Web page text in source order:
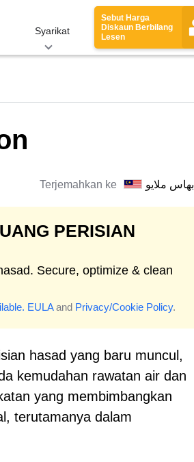
Syarikat
Sebut Harga
Diskaun Berbilang
Lesen
Terjemahkan ke بهاس ملايو
PERISIAN
Secure, optimize & clean
EULAand Privacy/Cookie Policy.
hasad yang baru muncul,
kemudahan rawatan air dan
yang membimbangkan
terutamanya dalam